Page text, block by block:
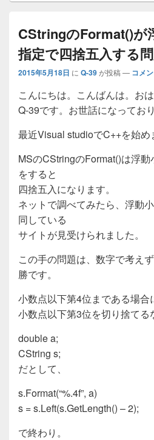
CStringのFormat()が
指定で四捨五入する
2015年5月18日 に Q-39が投稿 — コメ
こんにちは。こんばんは。お
Q-39です。お世話になっており
最近Visual studioでC++を始め
MSのCStringのFormat()は浮
をすると
四捨五入になります。
ネットで調べてみたら、浮動
同している
サイトが見受けられました。
この手の問題は、数字で考え
勝です。
小数点以下第4位まである場合
小数点以下第3位を切り捨てる
double a;
CString s;
だとして、
s.Format(“%.4f”, a)
s = s.Left(s.GetLength() – 2);
で終わり。